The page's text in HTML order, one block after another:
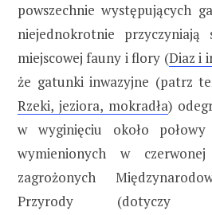
powszechnie występujących
niejednokrotnie przyczyniają
miejscowej fauny i flory (Diaz i
że gatunki inwazyjne (patrz
Rzeki, jeziora, mokradła)
w wyginięciu około
wymienionych w
zagrożonych
Przyrody (dotyczy